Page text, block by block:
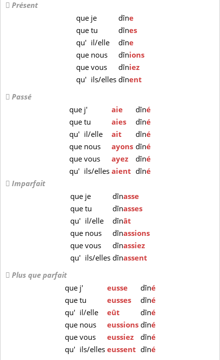
Présent
que je dîne
que tu dînes
qu' il/elle dîne
que nous dînions
que vous dîniez
qu' ils/elles dînent
Passé
que j' aie dîné
quetu aies dîné
qu' il/elle ait dîné
que nous ayons dîné
quevous ayez dîné
qu' ils/ellesaient dîné
Imparfait
que je dînasse
quetu dînasses
qu' il/elle dînât
que nous dînassions
quevous dînassiez
qu' ils/ellesdînassent
Plus que parfait
que j' eusse dîné
que tu eusses dîné
qu' il/elle eût dîné
que nous eussions dîné
que vous eussiez dîné
qu' ils/elles eussent dîné